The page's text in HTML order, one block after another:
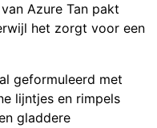
Azure Tan pakt
het zorgt voor een
geformuleerd met
lijntjes en rimpels
gladdere